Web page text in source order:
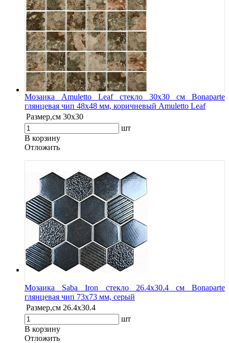
Мозаика Amuletto Leaf стекло 30х30 см Bonaparte
глянцевая чип 48х48 мм, коричневый Amuletto Leaf
Размер,см 30х30
шт
В корзину
Oтложить
Мозаика Saba Iron стекло 26.4х30.4 см Bonaparte
глянцевая чип 73х73 мм, серый
Размер,см 26.4х30.4
шт
В корзину
Oтложить